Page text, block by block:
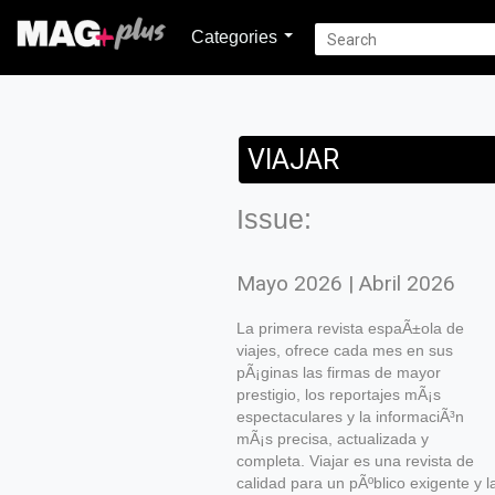
Categories
VIAJAR
Issue:
Mayo 2026 | Abril 2026
La primera revista espaÃ±ola de
viajes, ofrece cada mes en sus
pÃ¡ginas las firmas de mayor
prestigio, los reportajes mÃ¡s
espectaculares y la informaciÃ³n
mÃ¡s precisa, actualizada y
completa. Viajar es una revista de
calidad para un pÃºblico exigente y